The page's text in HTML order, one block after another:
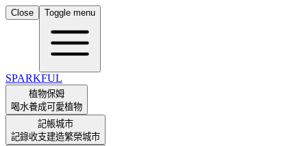
Close Toggle menu
SPARKFUL
植物保姆
喝水養成可愛植物
記帳城市
記錄收支建造繁榮城市